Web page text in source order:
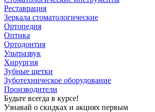
Реставрация
Зеркала стоматологические
Ортопедия
Оптика
Ортодонтия
Ультразвук
Хирургия
Зубные щетки
Зуботехническое оборудование
Производители
Будьте всегда в курсе!
Узнавай о скидках и акциях первым